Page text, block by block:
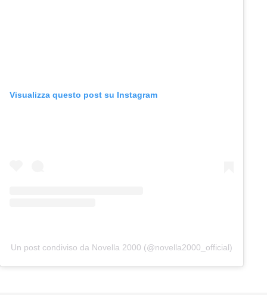
Visualizza questo post su Instagram
Un post condiviso da Novella 2000 (@novella2000_official)